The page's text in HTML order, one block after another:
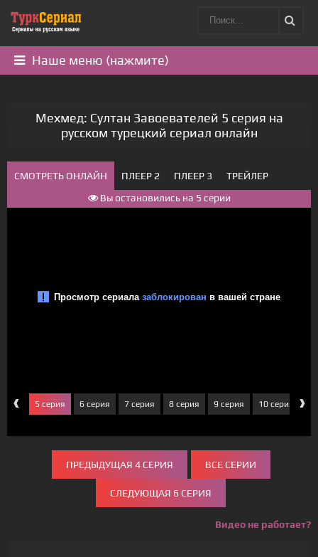
Наше меню (нажмите)
Мехмед: Султан Завоевателей 5 серия на
русском турецкий сериал онлайн
СМОТРЕТЬ ОНЛАЙН ПЛЕЕР 2 ПЛЕЕР 3
ТРЕЙЛЕР
Вы остановились на 5 серии
‹ 5 серия 6 серия 7 серия 8 серия 9 серия 10 серия ›
ПРЕДЫДУЩАЯ 4 СЕРИЯ ВСЕ СЕРИИ
СЛЕДУЮЩАЯ 6 СЕРИЯ
Видео не работает?